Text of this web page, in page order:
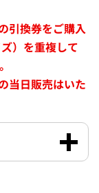
引換券をご購入
）を重複して
当日販売はいた